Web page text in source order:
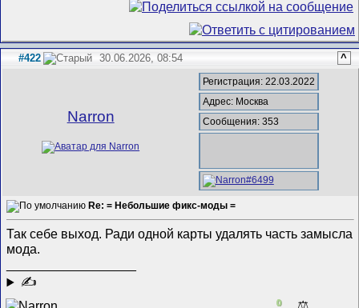
#422 30.06.2026, 08:54 ^
Narron
Регистрация: 22.03.2022
Адрес: Москва
Сообщения: 353
Re: = Небольшие фикс-моды =
Так себе выход. Ради одной карты удалять часть замысла
мода.
✍
0